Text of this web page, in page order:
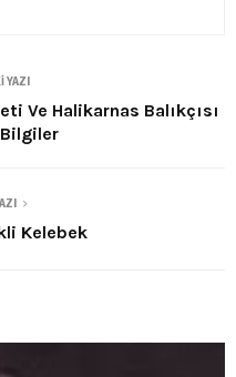
YAZI
Ve Halikarnas Balıkçısı
Bilgiler
Kelebek